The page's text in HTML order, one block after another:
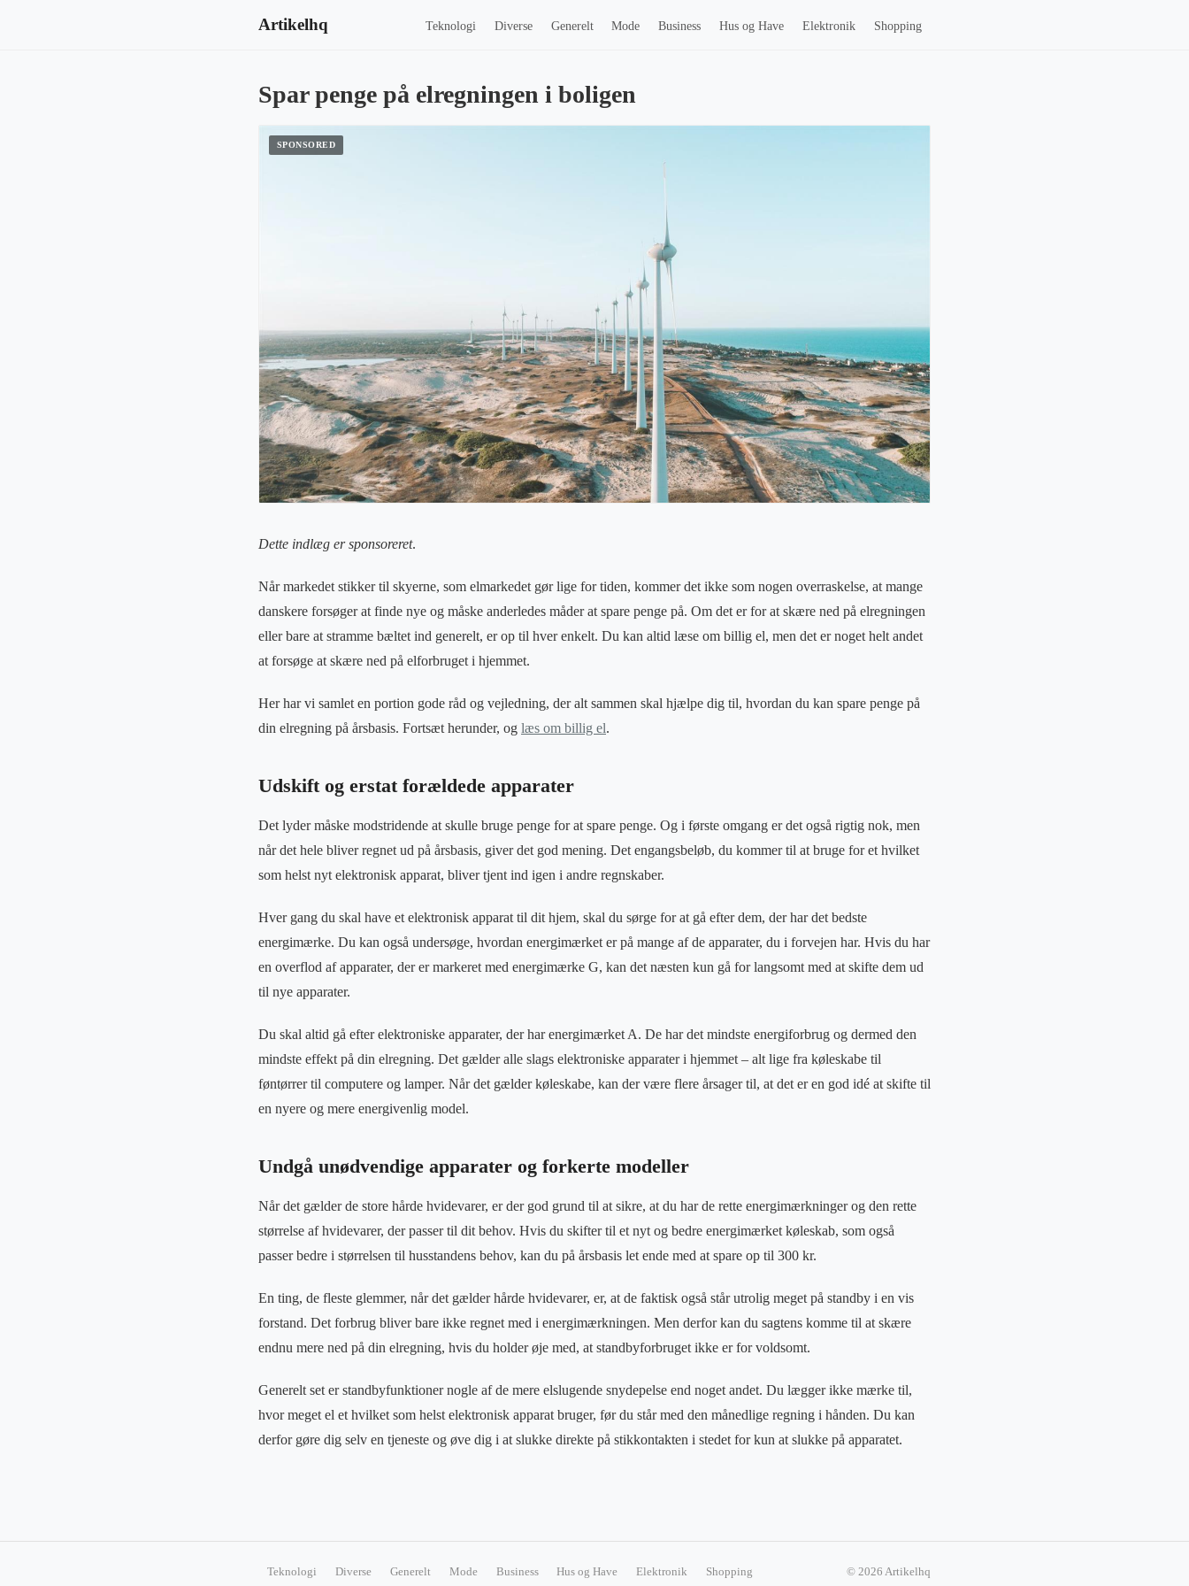
Artikelhq Teknologi Diverse Generelt Mode Business Hus og Have Elektronik Shopping
Spar penge på elregningen i boligen
Dette indlæg er sponsoreret.
Når markedet stikker til skyerne, som elmarkedet gør lige for tiden, kommer det ikke som nogen overraskelse, at mange
danskere forsøger at finde nye og måske anderledes måder at spare penge på. Om det er for at skære ned på elregningen
eller bare at stramme bæltet ind generelt, er op til hver enkelt. Du kan altid læse om billig el, men det er noget helt andet
at forsøge at skære ned på elforbruget i hjemmet.
Her har vi samlet en portion gode råd og vejledning, der alt sammen skal hjælpe dig til, hvordan du kan spare penge på
din elregning på årsbasis. Fortsæt herunder, og læs om billig el.
Udskift og erstat forældede apparater
Det lyder måske modstridende at skulle bruge penge for at spare penge. Og i første omgang er det også rigtig nok, men
når det hele bliver regnet ud på årsbasis, giver det god mening. Det engangsbeløb, du kommer til at bruge for et hvilket
som helst nyt elektronisk apparat, bliver tjent ind igen i andre regnskaber.
Hver gang du skal have et elektronisk apparat til dit hjem, skal du sørge for at gå efter dem, der har det bedste
energimærke. Du kan også undersøge, hvordan energimærket er på mange af de apparater, du i forvejen har. Hvis du har
en overflod af apparater, der er markeret med energimærke G, kan det næsten kun gå for langsomt med at skifte dem ud
til nye apparater.
Du skal altid gå efter elektroniske apparater, der har energimærket A. De har det mindste energiforbrug og dermed den
mindste effekt på din elregning. Det gælder alle slags elektroniske apparater i hjemmet – alt lige fra køleskabe til
føntørrer til computere og lamper. Når det gælder køleskabe, kan der være flere årsager til, at det er en god idé at skifte til
en nyere og mere energivenlig model.
Undgå unødvendige apparater og forkerte modeller
Når det gælder de store hårde hvidevarer, er der god grund til at sikre, at du har de rette energimærkninger og den rette
størrelse af hvidevarer, der passer til dit behov. Hvis du skifter til et nyt og bedre energimærket køleskab, som også
passer bedre i størrelsen til husstandens behov, kan du på årsbasis let ende med at spare op til 300 kr.
En ting, de fleste glemmer, når det gælder hårde hvidevarer, er, at de faktisk også står utrolig meget på standby i en vis
forstand. Det forbrug bliver bare ikke regnet med i energimærkningen. Men derfor kan du sagtens komme til at skære
endnu mere ned på din elregning, hvis du holder øje med, at standbyforbruget ikke er for voldsomt.
Generelt set er standbyfunktioner nogle af de mere elslugende snydepelse end noget andet. Du lægger ikke mærke til,
hvor meget el et hvilket som helst elektronisk apparat bruger, før du står med den månedlige regning i hånden. Du kan
derfor gøre dig selv en tjeneste og øve dig i at slukke direkte på stikkontakten i stedet for kun at slukke på apparatet.
Teknologi Diverse Generelt Mode Business Hus og Have Elektronik Shopping © 2026 Artikelhq